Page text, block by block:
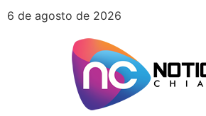
6 de agosto de 2026